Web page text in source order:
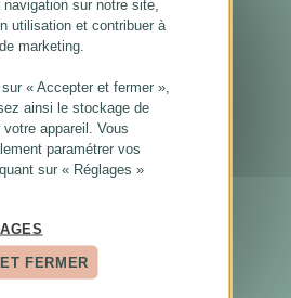
sur notre site,
utilisation et contribuer à
marketing.
« Accepter et fermer »,
ainsi le stockage de
appareil. Vous
paramétrer vos
sur « Réglages »
FERMER